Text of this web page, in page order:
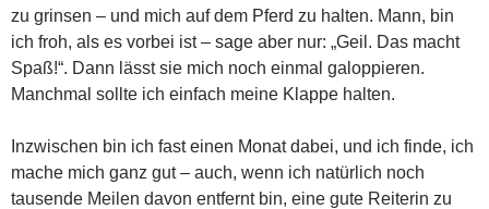
zu grinsen – und mich auf dem Pferd zu halten. Mann, bin
ich froh, als es vorbei ist – sage aber nur: „Geil. Das macht
Spaß!“. Dann lässt sie mich noch einmal galoppieren.
Manchmal sollte ich einfach meine Klappe halten.
Inzwischen bin ich fast einen Monat dabei, und ich finde, ich
mache mich ganz gut – auch, wenn ich natürlich noch
tausende Meilen davon entfernt bin, eine gute Reiterin zu